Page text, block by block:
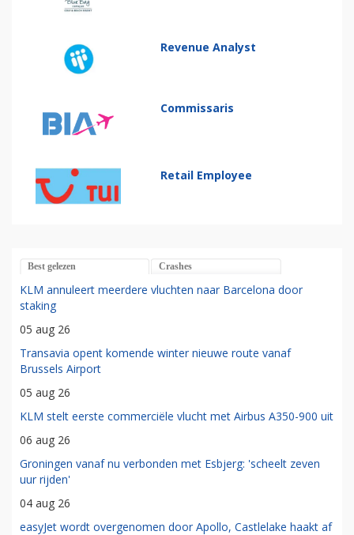
Revenue Analyst
Commissaris
Retail Employee
Best gelezen Crashes
KLM annuleert meerdere vluchten naar Barcelona door
staking
05 aug 26
Transavia opent komende winter nieuwe route vanaf
Brussels Airport
05 aug 26
KLM stelt eerste commerciële vlucht met Airbus A350-900 uit
06 aug 26
Groningen vanaf nu verbonden met Esbjerg: 'scheelt zeven
uur rijden'
04 aug 26
easyJet wordt overgenomen door Apollo, Castlelake haakt af